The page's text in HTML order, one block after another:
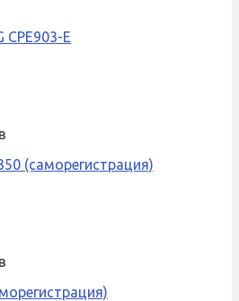
E
(саморегистрация)